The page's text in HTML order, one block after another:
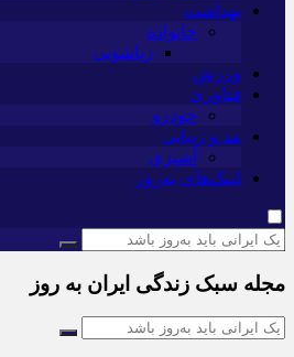
بهداشت
خانواده
زناشویی
ورزش
فناوری
خودرو
مد و زیبایی
آشپزی
لینک‌های به‌روز
مجله سبک زندگی ایران به روز